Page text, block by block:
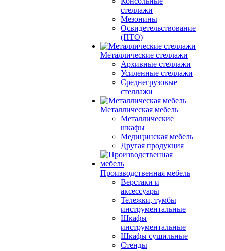
стеллажи
Мезонины
Освидетельствование
(ПТО)
Металлические стеллажи
Архивные стеллажи
Усиленные стеллажи
Среднегрузовые
стеллажи
Металлическая мебель
Металлические
шкафы
Медицинская мебель
Другая продукция
Производственная мебель
Верстаки и
аксессуары
Тележки, тумбы
инструментальные
Шкафы
инструментальные
Шкафы сушильные
Стенды